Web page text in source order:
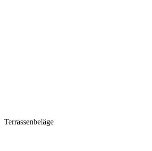
Terrassenbeläge